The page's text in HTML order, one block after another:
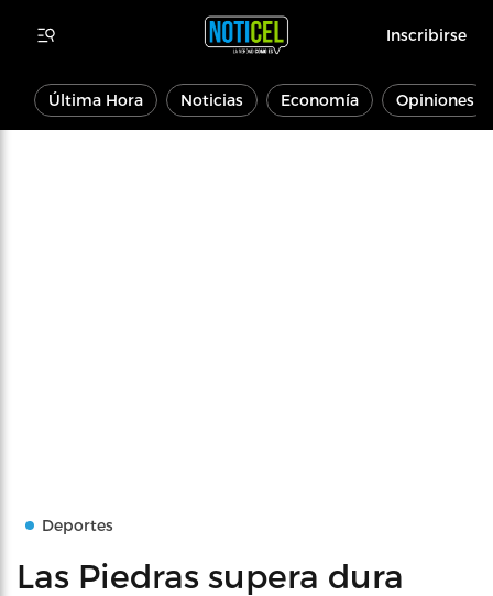
Inscribirse
Última Hora Noticias Economía Opiniones
Deportes
Las Piedras supera dura